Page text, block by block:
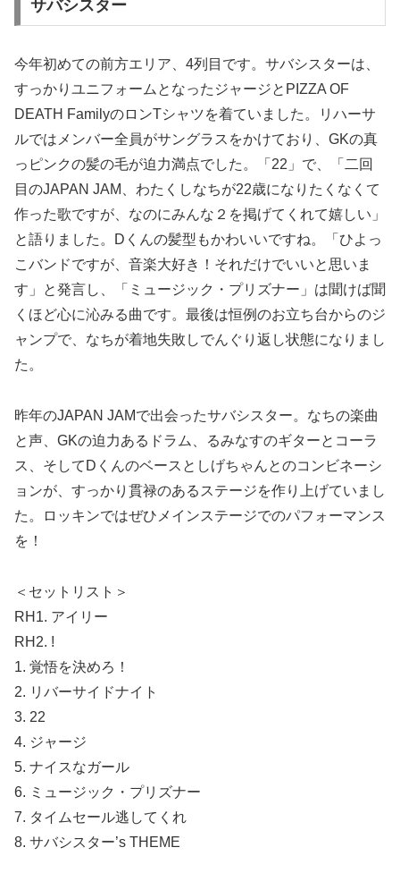
サバシスター
今年初めての前方エリア、4列目です。サバシスターは、
すっかりユニフォームとなったジャージとPIZZA OF
DEATH FamilyのロンTシャツを着ていました。リハーサ
ルではメンバー全員がサングラスをかけており、GKの真
っピンクの髪の毛が迫力満点でした。「22」で、「二回
目のJAPAN JAM、わたくしなちが22歳になりたくなくて
作った歌ですが、なのにみんな２を掲げてくれて嬉しい」
と語りました。Dくんの髪型もかわいいですね。「ひよっ
こバンドですが、音楽大好き！それだけでいいと思いま
す」と発言し、「ミュージック・プリズナー」は聞けば聞
くほど心に沁みる曲です。最後は恒例のお立ち台からのジ
ャンプで、なちが着地失敗しでんぐり返し状態になりまし
た。
昨年のJAPAN JAMで出会ったサバシスター。なちの楽曲
と声、GKの迫力あるドラム、るみなすのギターとコーラ
ス、そしてDくんのベースとしげちゃんとのコンビネーシ
ョンが、すっかり貫禄のあるステージを作り上げていまし
た。ロッキンではぜひメインステージでのパフォーマンス
を！
＜セットリスト＞
RH1. アイリー
RH2. !
1. 覚悟を決めろ！
2. リバーサイドナイト
3. 22
4. ジャージ
5. ナイスなガール
6. ミュージック・プリズナー
7. タイムセール逃してくれ
8. サバシスター’s THEME